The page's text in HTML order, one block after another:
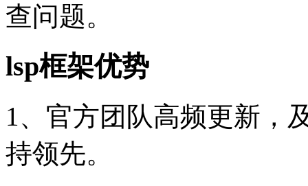
查问题。
lsp框架优势
1、官方团队高频更新，
持领先。